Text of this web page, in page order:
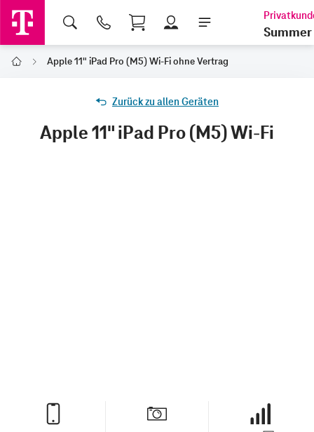
Shopping Cart
Summer
Home Apple 11" iPad Pro (M5) Wi-Fi ohne Vertrag
Zurück zu allen Geräten
Apple 11" iPad Pro (M5) Wi-Fi